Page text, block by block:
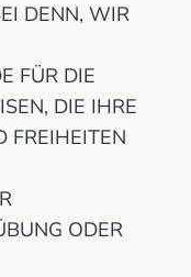
DENN, WIR
FÜR DIE
DIE IHRE
FREIHEITEN
ODER